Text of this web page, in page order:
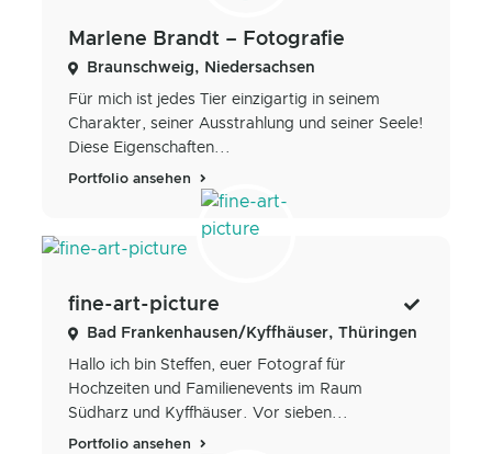
Marlene Brandt – Fotografie
Braunschweig, Niedersachsen
Für mich ist jedes Tier einzigartig in seinem
Charakter, seiner Ausstrahlung und seiner Seele!
Diese Eigenschaften...
Portfolio ansehen
fine-art-picture
Bad Frankenhausen/Kyffhäuser, Thüringen
Hallo ich bin Steffen, euer Fotograf für
Hochzeiten und Familienevents im Raum
Südharz und Kyffhäuser. Vor sieben...
Portfolio ansehen